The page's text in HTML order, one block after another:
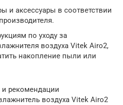
и аксессуары в соответствии
по уходу за
воздуха Vitek Airo2,
накопление пыли или
рекомендации
воздуха Vitek Airo2